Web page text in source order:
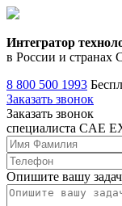
Интегратор
в России и странах
8 800 500 1993
Заказать звонок
Заказать звонок
специалиста CAE
Опишите вашу